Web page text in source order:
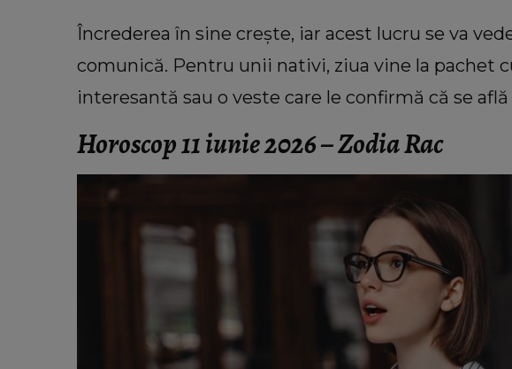
Încrederea în sine crește, iar acest lucru se va
comunică. Pentru unii nativi, ziua vine la pachet
interesantă sau o veste care le confirmă că se
Horoscop 11 iunie 2026 – Zodia Rac